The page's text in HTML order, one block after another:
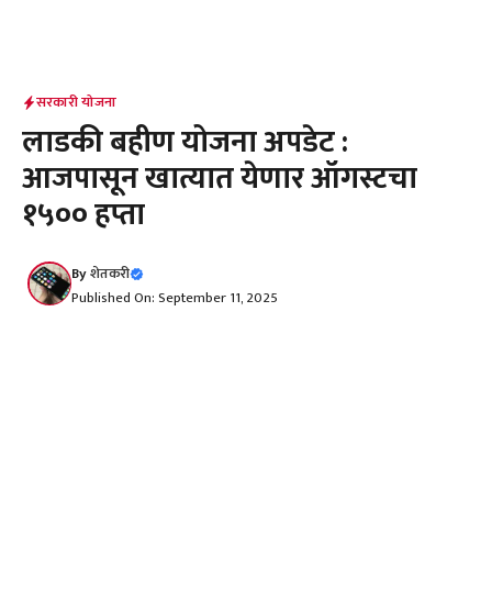
सरकारी योजना
लाडकी बहीण योजना अपडेट :
आजपासून खात्यात येणार ऑगस्टचा
₹१५०० हप्ता
Byशेतकरी
Published On: September 11, 2025